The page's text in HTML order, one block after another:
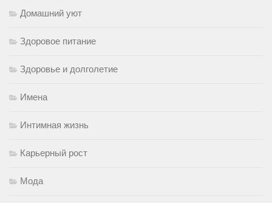
Домашний уют
Здоровое питание
Здоровье и долголетие
Имена
Интимная жизнь
Карьерный рост
Мода